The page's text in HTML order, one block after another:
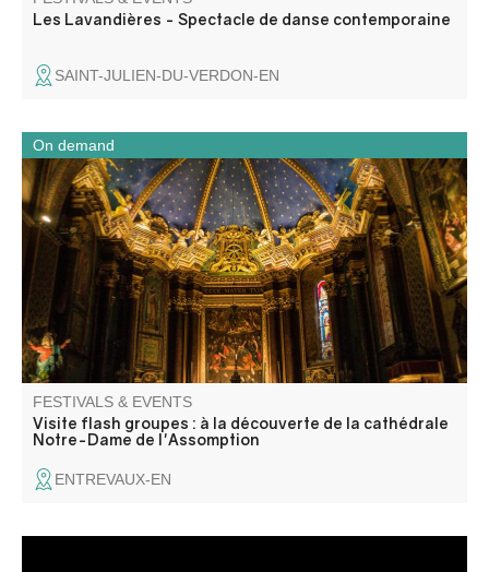
Les Lavandières - Spectacle de danse contemporaine
SAINT-JULIEN-DU-VERDON-EN
Partez à la découverte de la cathédrale Notre-Dame-de-
l’Assomption lors d’une visite flash guidée spécialement
conçue pour les groupes. En un temps court, elle dévoile
son histoire, ses décors et les éléments essentiels qui ont
marqué la vie de la cité.
FESTIVALS & EVENTS
Visite flash groupes : à la découverte de la cathédrale
Notre-Dame de l'Assomption
On demand
ENTREVAUX-EN